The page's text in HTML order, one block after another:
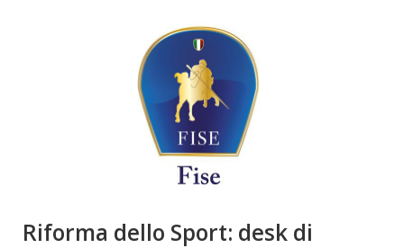
Riforma dello Sport: desk di